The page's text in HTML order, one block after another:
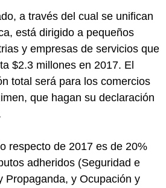
a través del cual se unifican
está dirigido a pequeños
y empresas de servicios que
$2.3 millones en 2017. El
total será para los comercios
que hagan su declaración
respecto de 2017 es de 20%
adheridos (Seguridad e
Propaganda, y Ocupación y